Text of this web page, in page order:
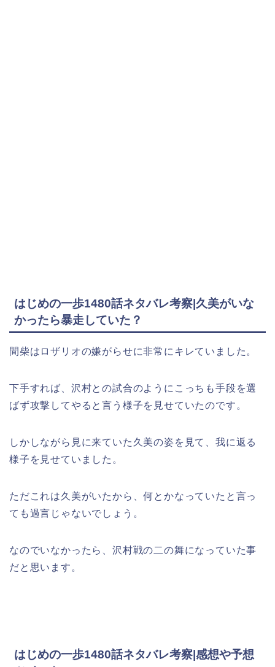
はじめの一歩1480話ネタバレ考察|久美がいな
かったら暴走していた？
間柴はロザリオの嫌がらせに非常にキレていました。
下手すれば、沢村との試合のようにこっちも手段を選
ばず攻撃してやると言う様子を見せていたのです。
しかしながら見に来ていた久美の姿を見て、我に返る
様子を見せていました。
ただこれは久美がいたから、何とかなっていたと言っ
ても過言じゃないでしょう。
なのでいなかったら、沢村戦の二の舞になっていた事
だと思います。
はじめの一歩1480話ネタバレ考察|感想や予想